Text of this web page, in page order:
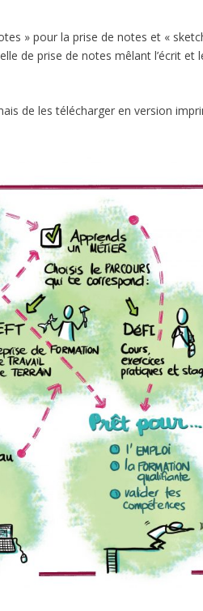
» pour la prise de notes et «
de prise de notes mêlant l’écrit et
de les télécharger en version